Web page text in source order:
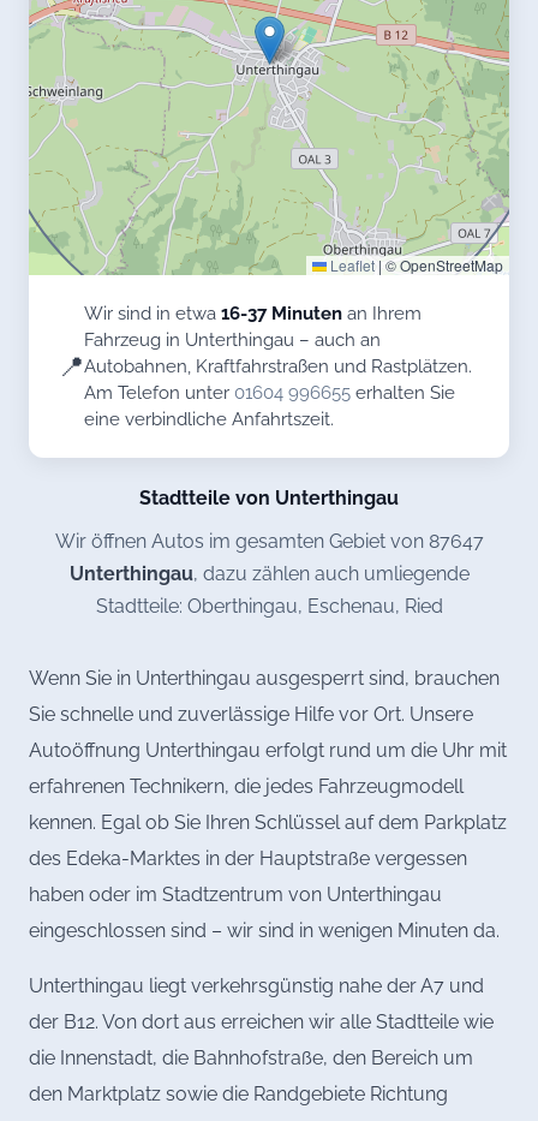
Leaflet | © OpenStreetMap
📍
Wir sind in etwa 16-37 Minuten an Ihrem
Fahrzeug in Unterthingau – auch an
Autobahnen, Kraftfahrstraßen und Rastplätzen.
Am Telefon unter 01604 996655 erhalten Sie
eine verbindliche Anfahrtszeit.
Stadtteile von Unterthingau
Wir öffnen Autos im gesamten Gebiet von 87647
Unterthingau, dazu zählen auch umliegende
Stadtteile: Oberthingau, Eschenau, Ried
Wenn Sie in Unterthingau ausgesperrt sind, brauchen
Sie schnelle und zuverlässige Hilfe vor Ort. Unsere
Autoöffnung Unterthingau erfolgt rund um die Uhr mit
erfahrenen Technikern, die jedes Fahrzeugmodell
kennen. Egal ob Sie Ihren Schlüssel auf dem Parkplatz
des Edeka-Marktes in der Hauptstraße vergessen
haben oder im Stadtzentrum von Unterthingau
eingeschlossen sind – wir sind in wenigen Minuten da.
Unterthingau liegt verkehrsgünstig nahe der A7 und
der B12. Von dort aus erreichen wir alle Stadtteile wie
die Innenstadt, die Bahnhofstraße, den Bereich um
den Marktplatz sowie die Randgebiete Richtung